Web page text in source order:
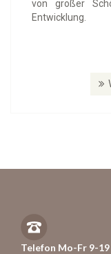
von großer
Entwicklung.
Telefon Mo-Fr 9-19